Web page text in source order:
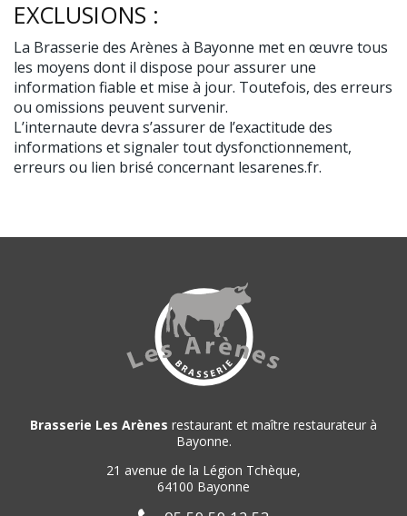
EXCLUSIONS :
La Brasserie des Arènes à Bayonne met en œuvre tous
les moyens dont il dispose pour assurer une
information fiable et mise à jour. Toutefois, des erreurs
ou omissions peuvent survenir.
L’internaute devra s’assurer de l’exactitude des
informations et signaler tout dysfonctionnement,
erreurs ou lien brisé concernant lesarenes.fr.
Brasserie Les Arènes restaurant et maître restaurateur à
Bayonne.
21 avenue de la Légion Tchèque,
64100 Bayonne